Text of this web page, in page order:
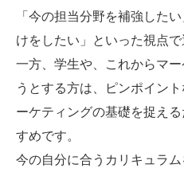
「今の担当分野を補強した
けをしたい」といった視点で
一方、学生や、これからマ
うとする方は、ピンポイン
ーケティングの基礎を捉え
すめです。
今の自分に合うカリキュラ